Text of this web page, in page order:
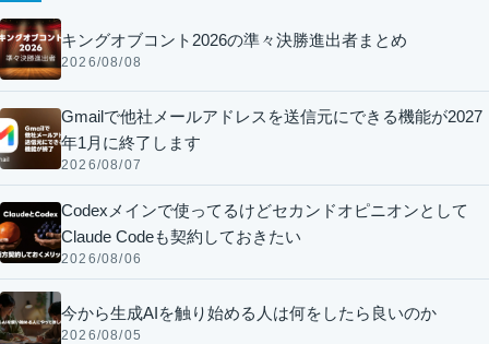
キングオブコント2026の準々決勝進出者まとめ
2026/08/08
Gmailで他社メールアドレスを送信元にできる機能が2027
年1月に終了します
2026/08/07
Codexメインで使ってるけどセカンドオピニオンとして
Claude Codeも契約しておきたい
2026/08/06
今から生成AIを触り始める人は何をしたら良いのか
2026/08/05